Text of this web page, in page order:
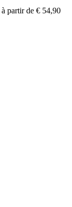
à partir de € 54,90